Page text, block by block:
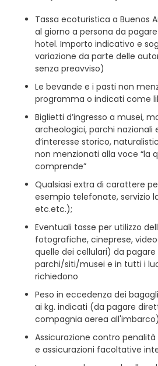
Tassa ecoturistica a Buenos
al giorno a persona da
hotel. Importo indicativo e
variazione da parte delle
senza preavviso)
Le bevande e i pasti non
programma o indicati come
Biglietti d’ingresso a musei,
archeologici, parchi nazionali
d’interesse storico,
non menzionati alla voce “la
comprende”
Qualsiasi extra di carattere
esempio telefonate, servizio
etc.etc.);
Eventuali tasse per utilizzo
fotografiche, cineprese,
quelle dei cellulari) da pagare
parchi/siti/musei e in tutti i
richiedono
Peso in eccedenza dei
ai kg. indicati (da pagare
compagnia aerea all'imbarco)
Assicurazione contro
e assicurazioni facoltative